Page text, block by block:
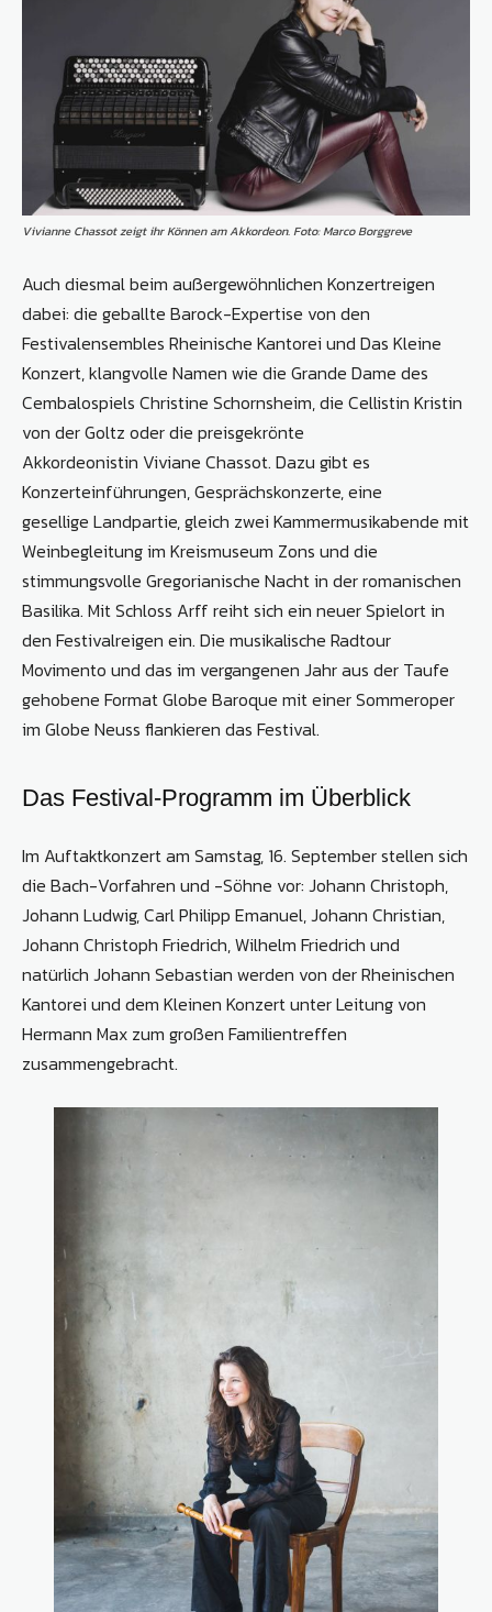
Vivianne Chassot zeigt ihr Können am Akkordeon. Foto: Marco Borggreve
Auch diesmal beim außergewöhnlichen Konzertreigen
dabei: die geballte Barock-Expertise von den
Festivalensembles Rheinische Kantorei und Das Kleine
Konzert, klangvolle Namen wie die Grande Dame des
Cembalospiels Christine Schornsheim, die Cellistin Kristin
von der Goltz oder die preisgekrönte
Akkordeonistin Viviane Chassot. Dazu gibt es
Konzerteinführungen, Gesprächskonzerte, eine
gesellige Landpartie, gleich zwei Kammermusikabende mit
Weinbegleitung im Kreismuseum Zons und die
stimmungsvolle Gregorianische Nacht in der romanischen
Basilika. Mit Schloss Arff reiht sich ein neuer Spielort in
den Festivalreigen ein. Die musikalische Radtour
Movimento und das im vergangenen Jahr aus der Taufe
gehobene Format Globe Baroque mit einer Sommeroper
im Globe Neuss flankieren das Festival.
Das Festival-Programm im Überblick
Im Auftaktkonzert am Samstag, 16. September stellen sich
die Bach-Vorfahren und -Söhne vor: Johann Christoph,
Johann Ludwig, Carl Philipp Emanuel, Johann Christian,
Johann Christoph Friedrich, Wilhelm Friedrich und
natürlich Johann Sebastian werden von der Rheinischen
Kantorei und dem Kleinen Konzert unter Leitung von
Hermann Max zum großen Familientreffen
zusammengebracht.